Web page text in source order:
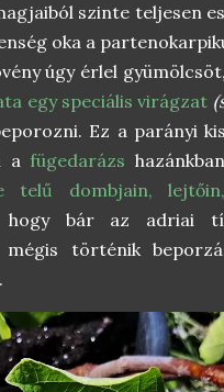
szinte teljesen
oka a
úgy érlel
egy speciális virágzat
Ez a parányi
afügedarázs
telű dombjain,
hogy bár az adriai
történik